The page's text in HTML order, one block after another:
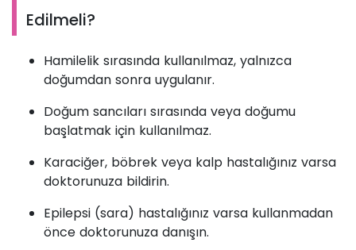
Edilmeli?
Hamilelik sırasında kullanılmaz, yalnızca
doğumdan sonra uygulanır.
Doğum sancıları sırasında veya doğumu
başlatmak için kullanılmaz.
Karaciğer, böbrek veya kalp hastalığınız varsa
doktorunuza bildirin.
Epilepsi (sara) hastalığınız varsa kullanmadan
önce doktorunuza danışın.